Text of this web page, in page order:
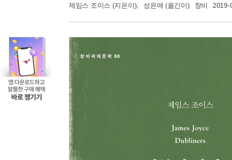
제임스 조이스 (지은이), 성은애 (옮긴이) 창비 2019-